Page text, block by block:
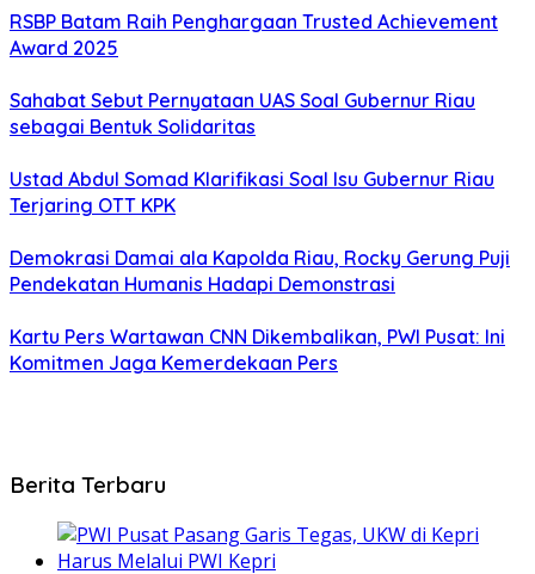
RSBP Batam Raih Penghargaan Trusted Achievement
Award 2025
Sahabat Sebut Pernyataan UAS Soal Gubernur Riau
sebagai Bentuk Solidaritas
Ustad Abdul Somad Klarifikasi Soal Isu Gubernur Riau
Terjaring OTT KPK
Demokrasi Damai ala Kapolda Riau, Rocky Gerung Puji
Pendekatan Humanis Hadapi Demonstrasi
Kartu Pers Wartawan CNN Dikembalikan, PWI Pusat: Ini
Komitmen Jaga Kemerdekaan Pers
Berita Terbaru